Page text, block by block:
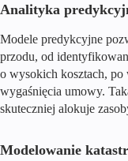
Analityka
Modele predykcyjne
przodu, od
o wysokich kosztach,
wygaśnięcia umowy.
skuteczniej alokuje
Modelowanie